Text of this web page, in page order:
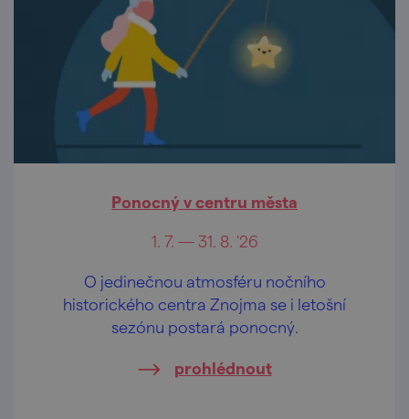
Ponocný v centru města
1. 7. — 31. 8. '26
O jedinečnou atmosféru nočního
historického centra Znojma se i letošní
sezónu postará ponocný.
prohlédnout